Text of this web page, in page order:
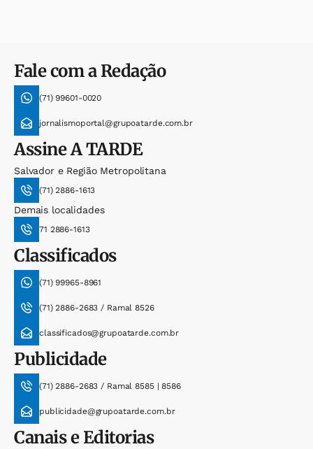
Fale com a Redação
(71) 99601-0020
jornalismoportal@grupoatarde.com.br
AssineA TARDE
Salvador e Região Metropolitana
(71) 2886-1613
Demais localidades
71 2886-1613
Classificados
(71) 99965-8961
(71) 2886-2683 / Ramal 8526
classificados@grupoatarde.com.br
Publicidade
(71) 2886-2683 / Ramal 8585 | 8586
publicidade@grupoatarde.com.br
Canais e Editorias